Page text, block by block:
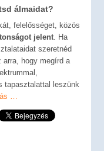
álmaidat?
felelősséget, közös
jelent. Ha
szeretnéd
hogy megírd a
tapasztalattal leszünk
…